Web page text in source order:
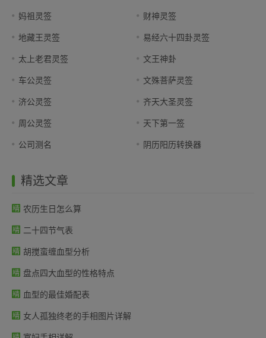
妈祖灵签 财神灵签
地藏王灵签 易经六十四卦灵签
太上老君灵签 文王神卦
车公灵签 文殊菩萨灵签
济公灵签 齐天大圣灵签
周公灵签 天下第一签
公司测名 阴历阳历转换器
精选文章
农历生日怎么算
二十四节气表
胡搅蛮缠血型分析
盘点四大血型的性格特点
血型的最佳婚配表
女人孤独终老的手相图片详解